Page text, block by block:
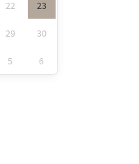
22 23
29 30
5 6